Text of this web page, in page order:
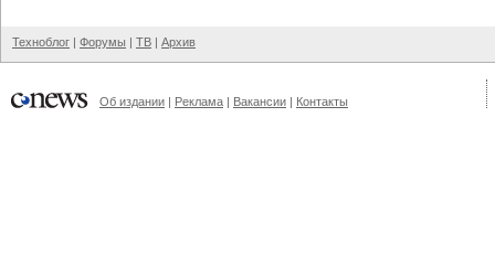
Техноблог | Форумы | ТВ | Архив
Об издании | Реклама | Вакансии | Контакты